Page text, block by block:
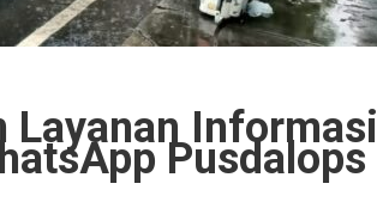
Layanan Informasi
Pusdalops